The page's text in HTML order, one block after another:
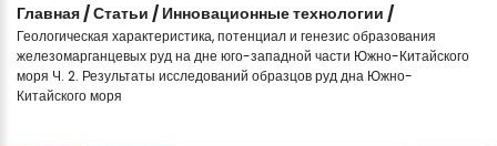
Главная /Статьи / Инновационные технологии /
Геологическая характеристика, потенциал и генезис образования
железомарганцевых руд на дне юго-западной части Южно-Китайского
моря Ч. 2. Результаты исследований образцов руд дна Южно-
Китайского моря